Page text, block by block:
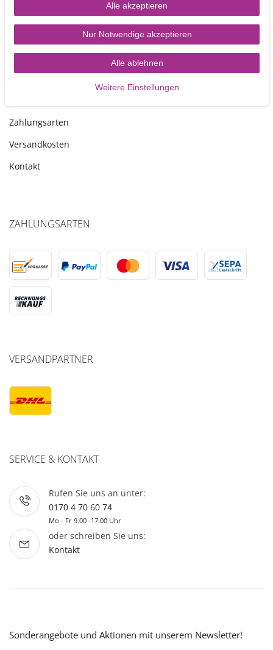
Zahlungsarten
Versandkosten
Kontakt
ZAHLUNGSARTEN
VERSANDPARTNER
SERVICE & KONTAKT
Rufen Sie uns an unter:
0170 4 70 60 74
Mo - Fr 9.00 -17.00 Uhr
oder schreiben Sie uns:
Kontakt
Sonderangebote und Aktionen mit unserem Newsletter!
Alle akzeptieren
Nur Notwendige akzeptieren
Alle ablehnen
Weitere Einstellungen